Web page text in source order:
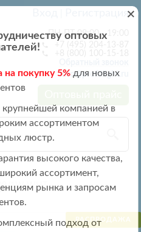
Регистрация
ПН-ПТ 09:00 - 19:00
info@profitlight.ru
1W WHT
РАСПРОДАЖА
+
оптовых
покупку 5% для новых
крупнейшей компанией в
ассортиментом
люстр.
высокого качества,
ассортимент,
рынка и запросам
подход от